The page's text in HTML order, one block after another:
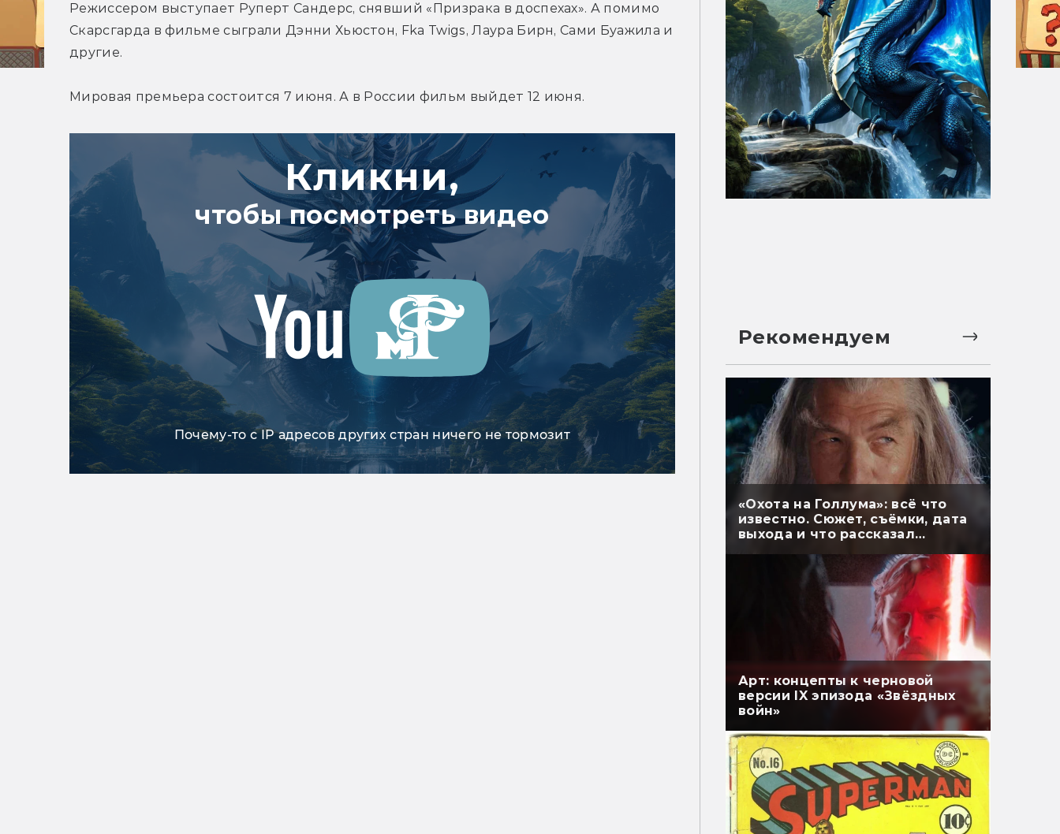
Режиссером выступает Руперт Сандерс, снявший «Призрака в доспехах». А помимо
Скарсгарда в фильме сыграли Дэнни Хьюстон, Fka Twigs, Лаура Бирн, Сами Буажила и
другие.
Мировая премьера состоится 7 июня. А в России фильм выйдет 12 июня.
Кликни,
чтобы посмотреть видео
Почему-то с IP адресов других стран ничего не тормозит
Рекомендуем
«Охота на Голлума»: всё что
известно. Сюжет, съёмки, дата
выхода и что рассказал
Арт: концепты к черновой
версии IX эпизода «Звёздных
войн»